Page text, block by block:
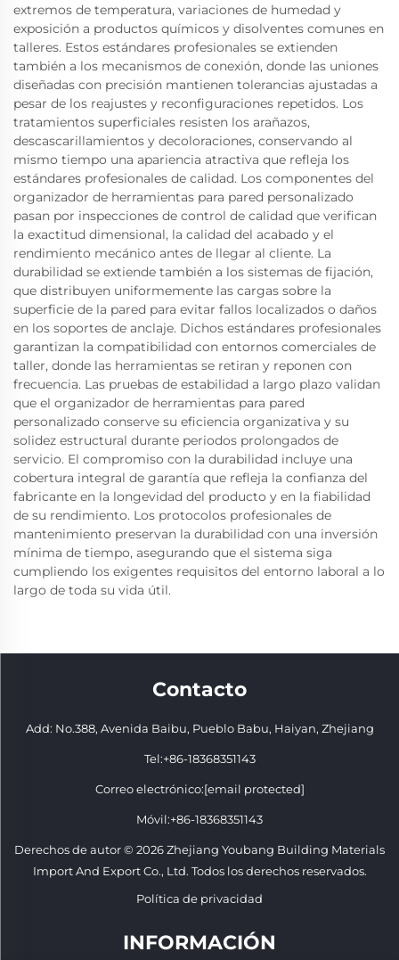
extremos de temperatura, variaciones de humedad y
exposición a productos químicos y disolventes comunes en
talleres. Estos estándares profesionales se extienden
también a los mecanismos de conexión, donde las uniones
diseñadas con precisión mantienen tolerancias ajustadas a
pesar de los reajustes y reconfiguraciones repetidos. Los
tratamientos superficiales resisten los arañazos,
descascarillamientos y decoloraciones, conservando al
mismo tiempo una apariencia atractiva que refleja los
estándares profesionales de calidad. Los componentes del
organizador de herramientas para pared personalizado
pasan por inspecciones de control de calidad que verifican
la exactitud dimensional, la calidad del acabado y el
rendimiento mecánico antes de llegar al cliente. La
durabilidad se extiende también a los sistemas de fijación,
que distribuyen uniformemente las cargas sobre la
superficie de la pared para evitar fallos localizados o daños
en los soportes de anclaje. Dichos estándares profesionales
garantizan la compatibilidad con entornos comerciales de
taller, donde las herramientas se retiran y reponen con
frecuencia. Las pruebas de estabilidad a largo plazo validan
que el organizador de herramientas para pared
personalizado conserve su eficiencia organizativa y su
solidez estructural durante periodos prolongados de
servicio. El compromiso con la durabilidad incluye una
cobertura integral de garantía que refleja la confianza del
fabricante en la longevidad del producto y en la fiabilidad
de su rendimiento. Los protocolos profesionales de
mantenimiento preservan la durabilidad con una inversión
mínima de tiempo, asegurando que el sistema siga
cumpliendo los exigentes requisitos del entorno laboral a lo
largo de toda su vida útil.
Contacto
Add: No.388, Avenida Baibu, Pueblo Babu, Haiyan, Zhejiang
Tel:+86-18368351143
Correo electrónico:[email protected]
Móvil:+86-18368351143
Derechos de autor © 2026 Zhejiang Youbang Building Materials
Import And Export Co., Ltd. Todos los derechos reservados.
Política de privacidad
INFORMACIÓN